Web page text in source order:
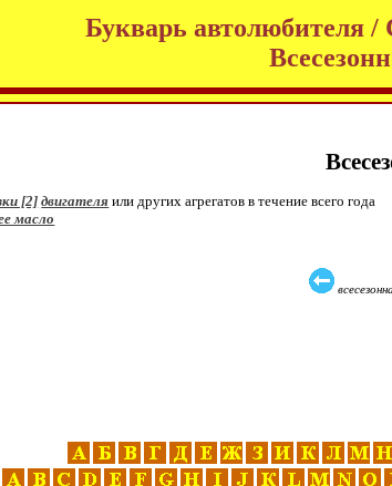
Букварь автолюбителя /
[2] двигателя или других агрегатов в течение всего года
масло